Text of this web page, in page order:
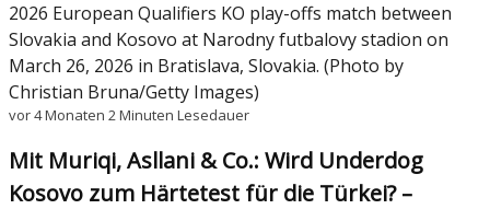
2026 European Qualifiers KO play-offs match between
Slovakia and Kosovo at Narodny futbalovy stadion on
March 26, 2026 in Bratislava, Slovakia. (Photo by
Christian Bruna/Getty Images)
vor 4 Monaten 2 Minuten Lesedauer
Mit Muriqi, Asllani & Co.: Wird Underdog
Kosovo zum Härtetest für die Türkei? –